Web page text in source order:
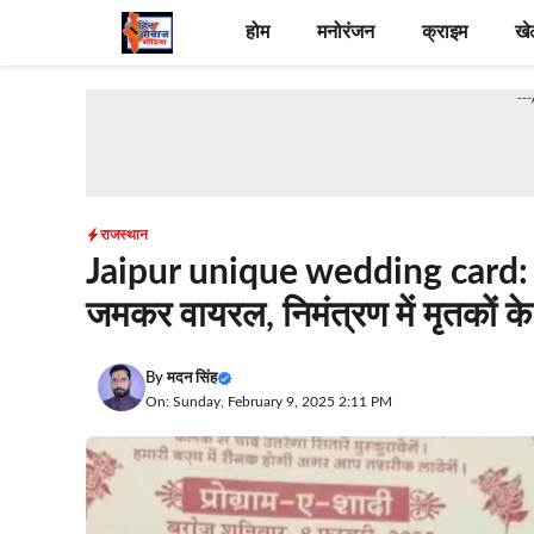
content
होम मनोरंजन क्राइम
---
राजस्थान
Jaipur unique wedding card:
जमकर वायरल, निमंत्रण में मृतकों
Byमदन सिंह
On: Sunday, February 9, 2025 2:11 PM